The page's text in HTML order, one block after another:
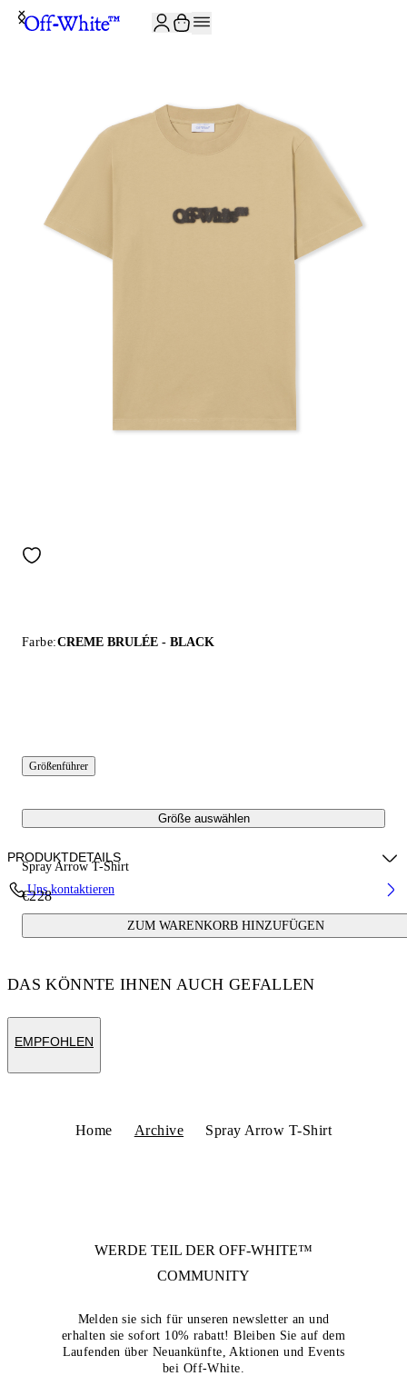
Farbe:CREME BRULÉE - BLACK
Größenführer
Größe auswählen
Spray Arrow T-Shirt
€228
ZUM WARENKORB HINZUFÜGEN
PRODUKTDETAILS
Fabric:100% Cotton
Uns kontaktieren
DAS KÖNNTE IHNEN AUCH GEFALLEN
EMPFOHLEN
Home Archive Spray Arrow T-Shirt
WERDE TEIL DER OFF-WHITE™
COMMUNITY
Melden sie sich für unseren newsletter an und
erhalten sie sofort 10% rabatt! Bleiben Sie auf dem
Laufenden über Neuankünfte, Aktionen und Events
bei Off-White.